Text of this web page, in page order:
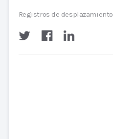
Registros de desplazamiento